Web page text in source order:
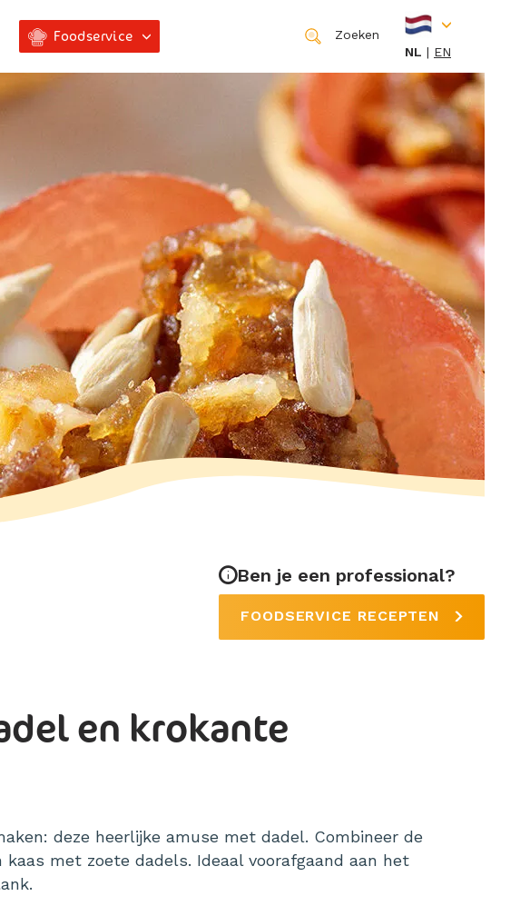
Foodservice
Zoeken
NL
EN
Ben je een professional?
FOODSERVICE RECEPTEN
en krokante
deze heerlijke amuse met dadel. Combineer de
met zoete dadels. Ideaal voorafgaand aan het